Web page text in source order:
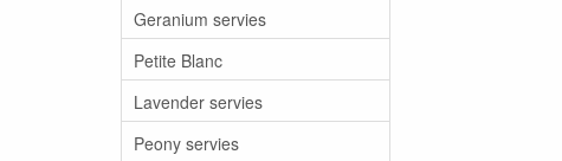
Geranium servies
Petite Blanc
Lavender servies
Peony servies